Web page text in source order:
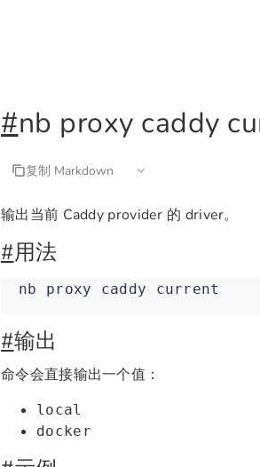
#nb proxy caddy
复制 Markdown
输出当前 Caddy provider 的 driver。
#用法
nb proxy caddy current
#输出
命令会直接输出一个值：
local
docker